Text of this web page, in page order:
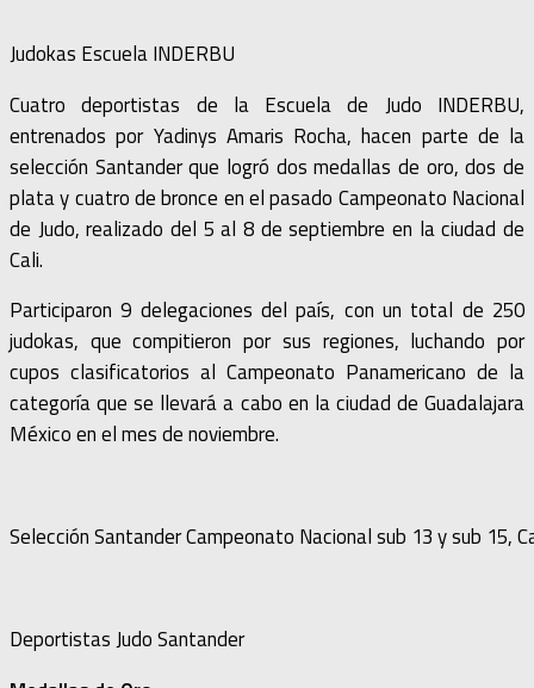
Judokas Escuela INDERBU
Cuatro deportistas de la Escuela de Judo INDERBU,
entrenados por Yadinys Amaris Rocha, hacen parte de la
selección Santander que logró dos medallas de oro, dos de
plata y cuatro de bronce en el pasado Campeonato Nacional
de Judo, realizado del 5 al 8 de septiembre en la ciudad de
Cali.
Participaron 9 delegaciones del país, con un total de 250
judokas, que compitieron por sus regiones, luchando por
cupos clasificatorios al Campeonato Panamericano de la
categoría que se llevará a cabo en la ciudad de Guadalajara
México en el mes de noviembre.
Selección Santander Campeonato Nacional sub 13 y sub 15,
Deportistas Judo Santander